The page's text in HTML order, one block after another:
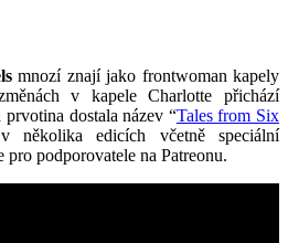
mnozí znají jako frontwoman kapely
v kapele Charlotte přichází
dostala název “Tales from Six
edicích včetně speciální
podporovatele na Patreonu.